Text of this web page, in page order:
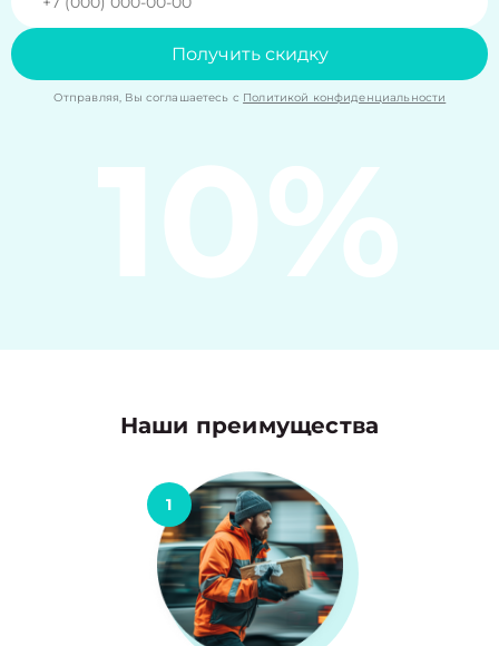
Получить скидку
Отправляя, Вы соглашаетесь с Политикой конфиденциальности
10%
Наши преимущества
1